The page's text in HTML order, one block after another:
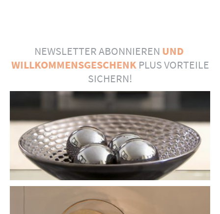
NEWSLETTER ABONNIEREN UND
WILLKOMMENSGESCHENK PLUS VORTEILE
SICHERN!